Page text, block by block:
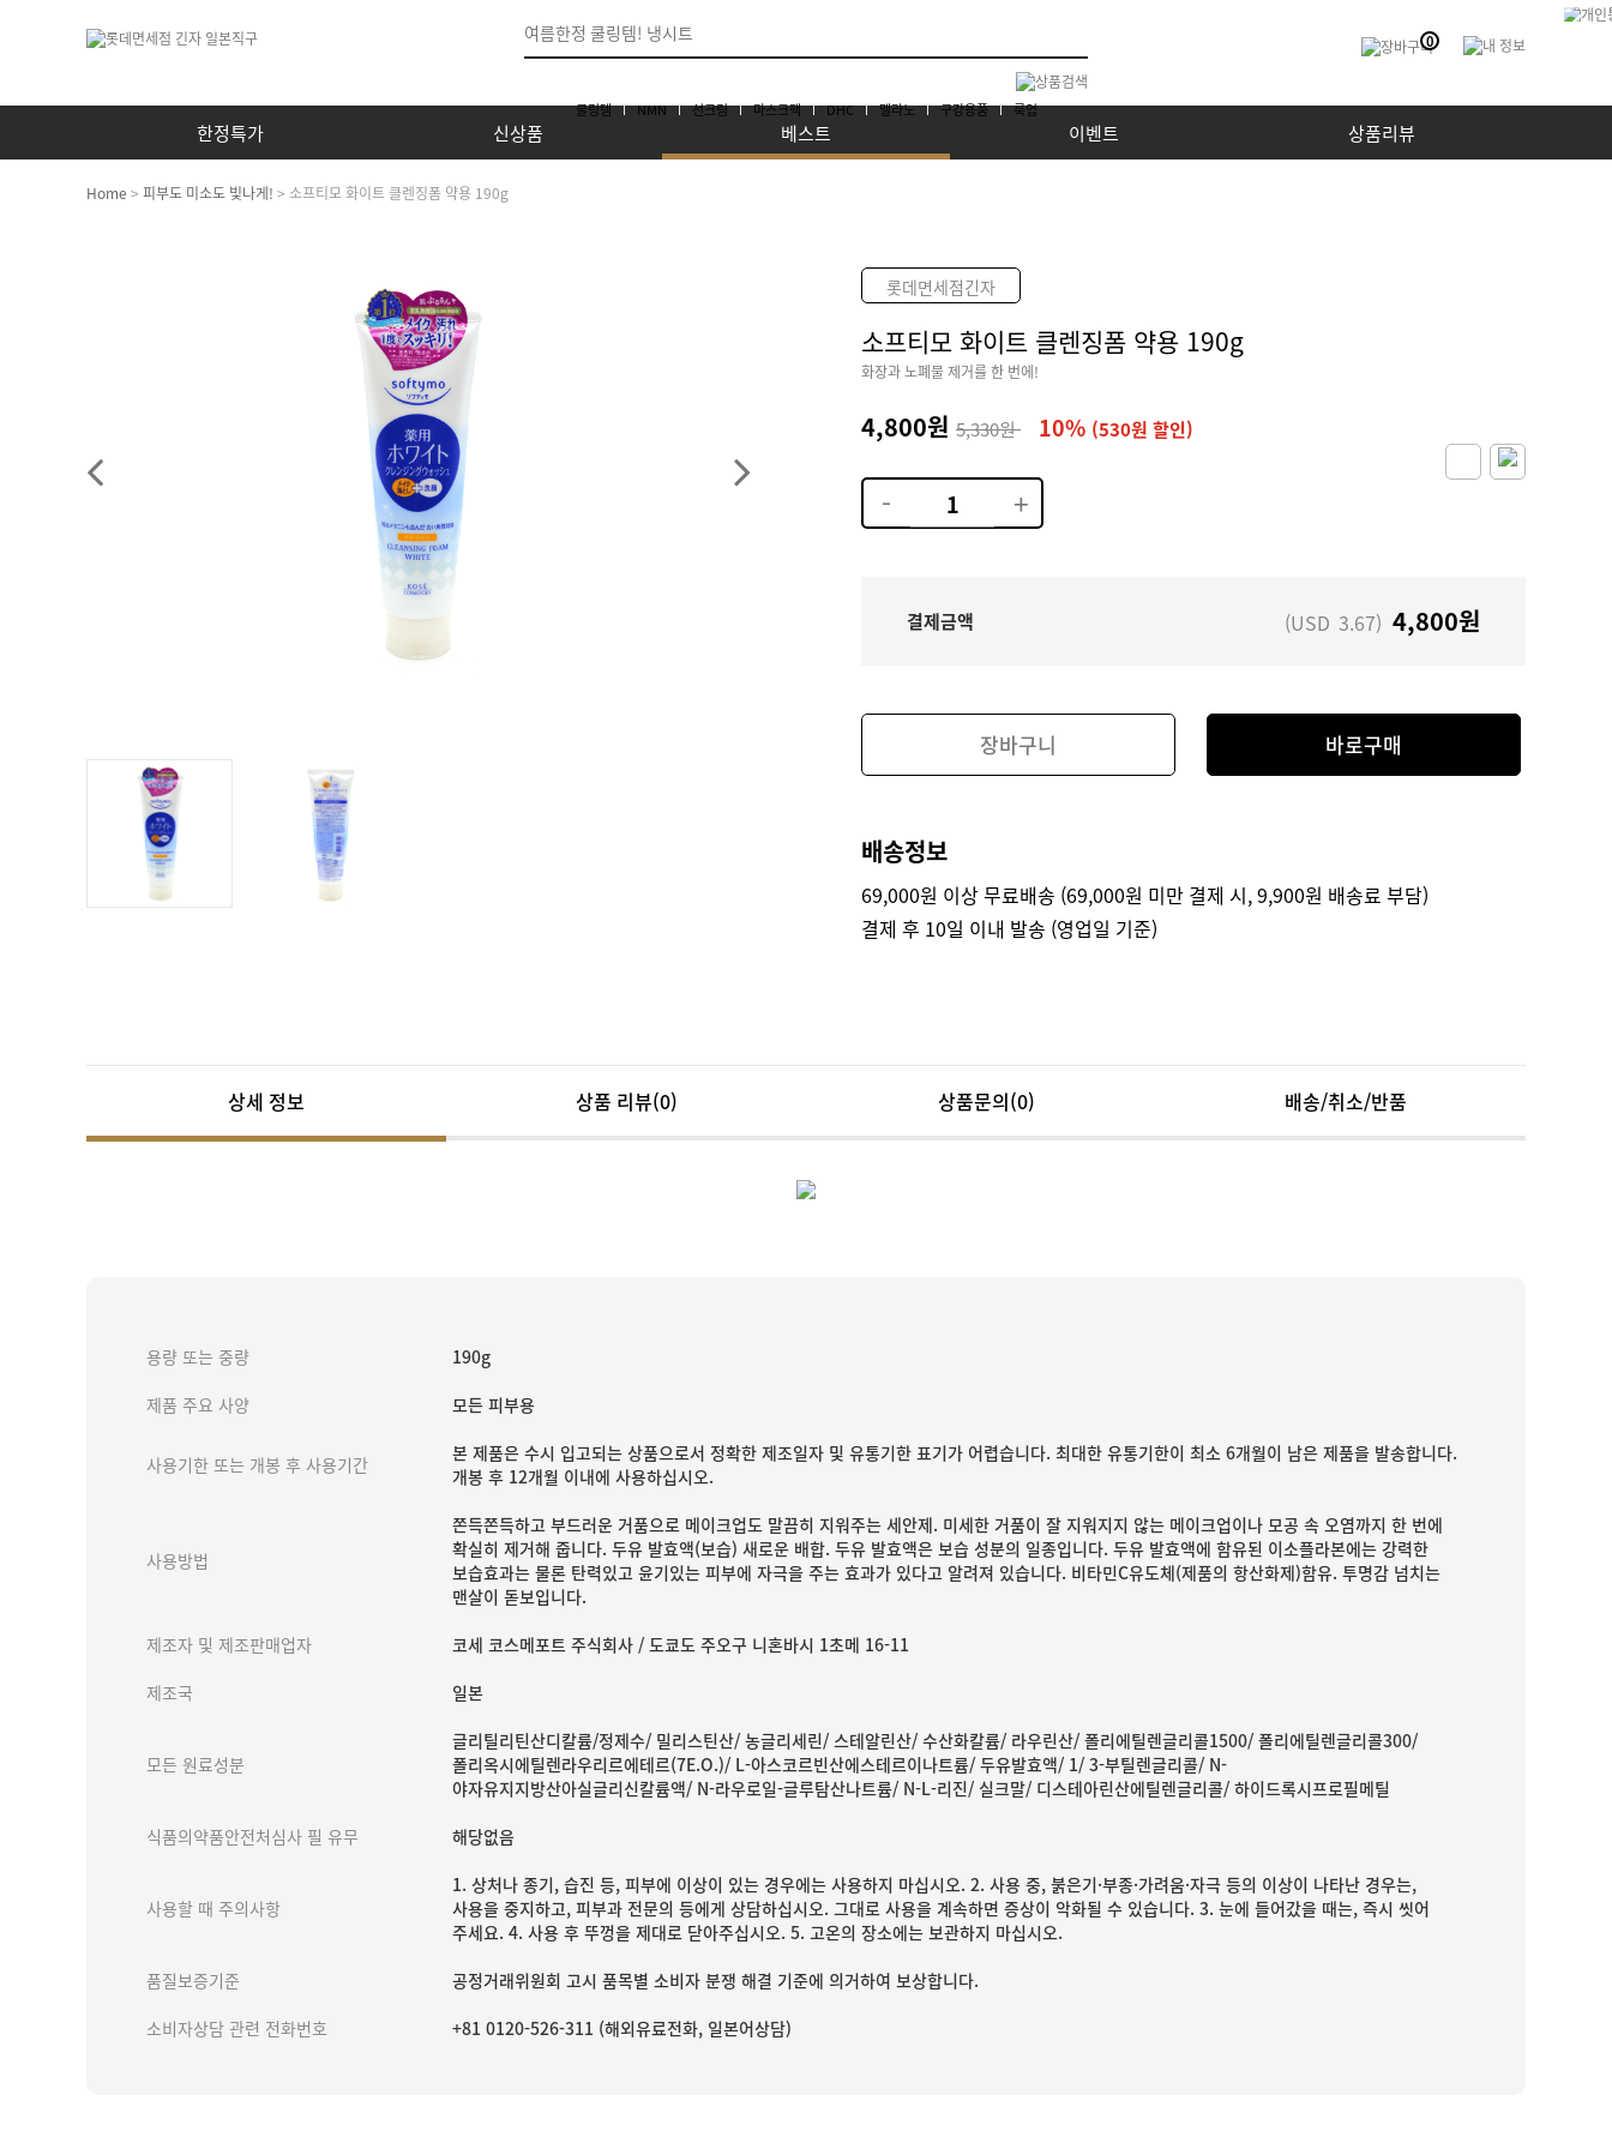
쿨링템 NMN 선크림 마스크팩 DHC 멜라노 구강용품 룩업
0
한정특가 신상품 베스트 이벤트 상품리뷰
Home > 피부도 미소도 빛나게! > 소프티모 화이트 클렌징폼 약용 190g
롯데면세점긴자
소프티모 화이트 클렌징폼 약용 190g
화장과 노폐물 제거를 한 번에!
4,800원 5,330원 10% (530원 할인)
결제금액 (USD 3.67) 4,800원
장바구니 바로구매
배송정보
69,000원 이상 무료배송 (69,000원 미만 결제 시, 9,900원 배송료 부담)
결제 후 10일 이내 발송 (영업일 기준)
상세 정보 상품 리뷰(0) 상품문의(0) 배송/취소/반품
용량 또는 중량
190g
제품 주요 사양
모든 피부용
사용기한 또는 개봉 후 사용기간
본 제품은 수시 입고되는 상품으로서 정확한 제조일자 및 유통기한 표기가 어렵습니다. 최대한 유통기한이 최소 6개월이 남은 제품을 발송합니다.
개봉 후 12개월 이내에 사용하십시오.
사용방법
쫀득쫀득하고 부드러운 거품으로 메이크업도 말끔히 지워주는 세안제. 미세한 거품이 잘 지워지지 않는 메이크업이나 모공 속 오염까지 한 번에
확실히 제거해 줍니다. 두유 발효액(보습) 새로운 배합. 두유 발효액은 보습 성분의 일종입니다. 두유 발효액에 함유된 이소플라본에는 강력한
보습효과는 물론 탄력있고 윤기있는 피부에 자극을 주는 효과가 있다고 알려져 있습니다. 비타민C유도체(제품의 항산화제)함유. 투명감 넘치는
맨살이 돋보입니다.
제조자 및 제조판매업자
코세 코스메포트 주식회사 / 도쿄도 주오구 니혼바시 1초메 16-11
제조국
일본
모든 원료성분
글리틸리틴산디칼륨/정제수/ 밀리스틴산/ 농글리세린/ 스테알린산/ 수산화칼륨/ 라우린산/ 폴리에틸렌글리콜1500/ 폴리에틸렌글리콜300/
폴리옥시에틸렌라우리르에테르(7E.O.)/ L-아스코르빈산에스테르이나트륨/ 두유발효액/ 1/ 3-부틸렌글리콜/ N-
야자유지지방산아실글리신칼륨액/ N-라우로일-글루탐산나트륨/ N-L-리진/ 실크말/ 디스테아린산에틸렌글리콜/ 하이드록시프로필메틸
식품의약품안전처심사 필 유무
해당없음
사용할 때 주의사항
1. 상처나 종기, 습진 등, 피부에 이상이 있는 경우에는 사용하지 마십시오. 2. 사용 중, 붉은기·부종·가려움·자극 등의 이상이 나타난 경우는,
사용을 중지하고, 피부과 전문의 등에게 상담하십시오. 그대로 사용을 계속하면 증상이 악화될 수 있습니다. 3. 눈에 들어갔을 때는, 즉시 씻어
주세요. 4. 사용 후 뚜껑을 제대로 닫아주십시오. 5. 고온의 장소에는 보관하지 마십시오.
품질보증기준
공정거래위원회 고시 품목별 소비자 분쟁 해결 기준에 의거하여 보상합니다.
소비자상담 관련 전화번호
+81 0120-526-311 (해외유료전화, 일본어상담)